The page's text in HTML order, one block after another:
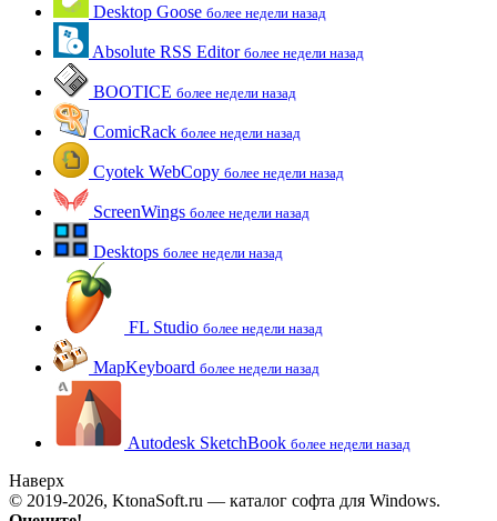
Desktop Goose более недели назад
Absolute RSS Editor более недели назад
BOOTICE более недели назад
ComicRack более недели назад
Cyotek WebCopy более недели назад
ScreenWings более недели назад
Desktops более недели назад
FL Studio более недели назад
MapKeyboard более недели назад
Autodesk SketchBook более недели назад
Наверх
© 2019-2026, KtonaSoft.ru — каталог софта для Windows.